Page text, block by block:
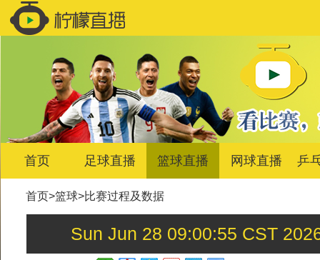
首页 足球直播 篮球直播 网球直播 乒
首页>篮球>比赛过程及数据
Sun Jun 28 09:00:55 CST